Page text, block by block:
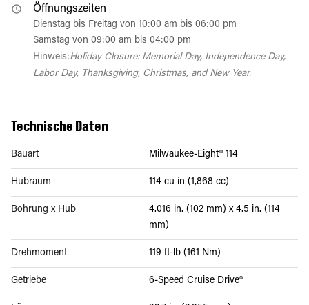
Öffnungszeiten
Dienstag bis Freitag von 10:00 am bis 06:00 pm
Samstag von 09:00 am bis 04:00 pm
Hinweis:Holiday Closure: Memorial Day, Independence Day,
Labor Day, Thanksgiving, Christmas, and New Year.
Technische Daten
Bauart Milwaukee-Eight® 114
Hubraum 114 cu in (1,868 cc)
Bohrung x Hub
4.016 in. (102 mm) x 4.5 in. (114
mm)
Drehmoment 119 ft-lb (161 Nm)
Getriebe 6-Speed Cruise Drive®